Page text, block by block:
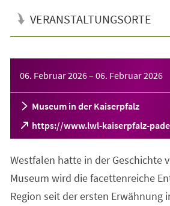
VERANSTALTUNGSORTE
06. Februar 2026– 06. Februar 2026
Museum in der Kaiserpfalz
https://www.lwl-kaiserpfalz-
(Öffnet
in
neuen
Westfalen hatte in der Geschichte
Museum wird die facettenreiche
Region seit der ersten Erwähnung